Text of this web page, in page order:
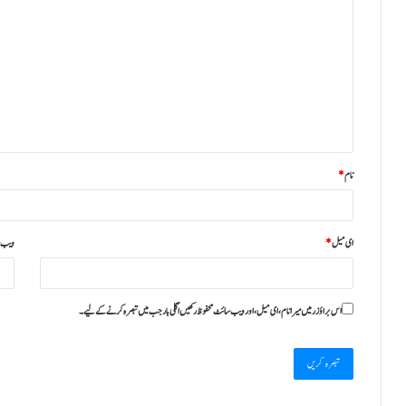
نام*
ای میل*
اس براؤزر میں میرا نام، ای میل، اور ویب سائٹ محفوظ رکھیں اگلی بار جب میں تبصرہ کرنے کےلیے۔